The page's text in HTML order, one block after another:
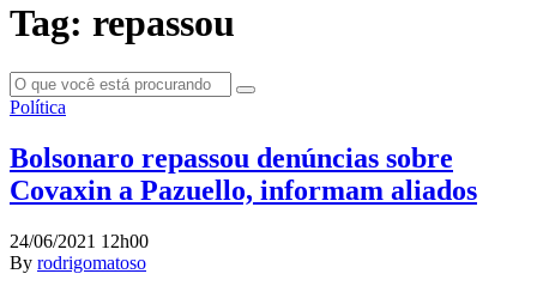
Tag: repassou
Política
Bolsonaro repassou denúncias sobre
Covaxin a Pazuello, informam aliados
24/06/2021 12h00
By rodrigomatoso